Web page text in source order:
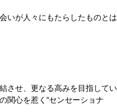
いが人々にもたらしたものとは
させ、更なる高みを目指してい
関心を惹く“センセーショナ